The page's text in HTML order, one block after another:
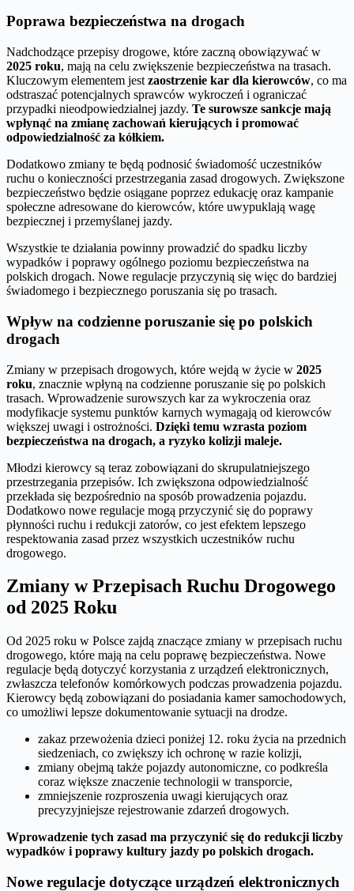
Poprawa bezpieczeństwa na drogach
Nadchodzące przepisy drogowe, które zaczną obowiązywać w
2025 roku, mają na celu zwiększenie bezpieczeństwa na trasach.
Kluczowym elementem jest zaostrzenie kar dla kierowców, co ma
odstraszać potencjalnych sprawców wykroczeń i ograniczać
przypadki nieodpowiedzialnej jazdy. Te surowsze sankcje mają
wpłynąć na zmianę zachowań kierujących i promować
odpowiedzialność za kółkiem.
Dodatkowo zmiany te będą podnosić świadomość uczestników
ruchu o konieczności przestrzegania zasad drogowych. Zwiększone
bezpieczeństwo będzie osiągane poprzez edukację oraz kampanie
społeczne adresowane do kierowców, które uwypuklają wagę
bezpiecznej i przemyślanej jazdy.
Wszystkie te działania powinny prowadzić do spadku liczby
wypadków i poprawy ogólnego poziomu bezpieczeństwa na
polskich drogach. Nowe regulacje przyczynią się więc do bardziej
świadomego i bezpiecznego poruszania się po trasach.
Wpływ na codzienne poruszanie się po polskich
drogach
Zmiany w przepisach drogowych, które wejdą w życie w 2025
roku, znacznie wpłyną na codzienne poruszanie się po polskich
trasach. Wprowadzenie surowszych kar za wykroczenia oraz
modyfikacje systemu punktów karnych wymagają od kierowców
większej uwagi i ostrożności. Dzięki temu wzrasta poziom
bezpieczeństwa na drogach, a ryzyko kolizji maleje.
Młodzi kierowcy są teraz zobowiązani do skrupulatniejszego
przestrzegania przepisów. Ich zwiększona odpowiedzialność
przekłada się bezpośrednio na sposób prowadzenia pojazdu.
Dodatkowo nowe regulacje mogą przyczynić się do poprawy
płynności ruchu i redukcji zatorów, co jest efektem lepszego
respektowania zasad przez wszystkich uczestników ruchu
drogowego.
Zmiany w Przepisach Ruchu Drogowego
od 2025 Roku
Od 2025 roku w Polsce zajdą znaczące zmiany w przepisach ruchu
drogowego, które mają na celu poprawę bezpieczeństwa. Nowe
regulacje będą dotyczyć korzystania z urządzeń elektronicznych,
zwłaszcza telefonów komórkowych podczas prowadzenia pojazdu.
Kierowcy będą zobowiązani do posiadania kamer samochodowych,
co umożliwi lepsze dokumentowanie sytuacji na drodze.
zakaz przewożenia dzieci poniżej 12. roku życia na przednich
siedzeniach, co zwiększy ich ochronę w razie kolizji,
zmiany obejmą także pojazdy autonomiczne, co podkreśla
coraz większe znaczenie technologii w transporcie,
zmniejszenie rozproszenia uwagi kierujących oraz
precyzyjniejsze rejestrowanie zdarzeń drogowych.
Wprowadzenie tych zasad ma przyczynić się do redukcji liczby
wypadków i poprawy kultury jazdy po polskich drogach.
Nowe regulacje dotyczące urządzeń elektronicznych